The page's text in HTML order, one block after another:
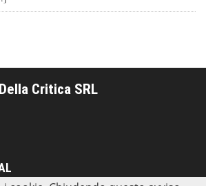
Critica SRL